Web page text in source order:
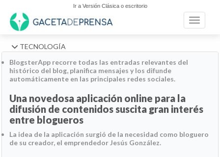
Ir a Versión Clásica o escritorio
Toggle
TECNOLOGÍA
BlogsterApp recorre todas las entradas relevantes del
histórico del blog, planifica mensajes y los difunde
automáticamente en las principales redes sociales.
Una novedosa aplicación online para la
difusión de contenidos suscita gran interés
entre blogueros
La idea de la aplicación surgió de la necesidad como bloguero
de su creador, el emprendedor Jesús González.